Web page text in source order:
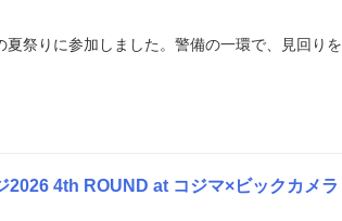
祭りに参加しました。警備の一環で、見回りを
2026 4th ROUND at コジマ×ビックカメラ